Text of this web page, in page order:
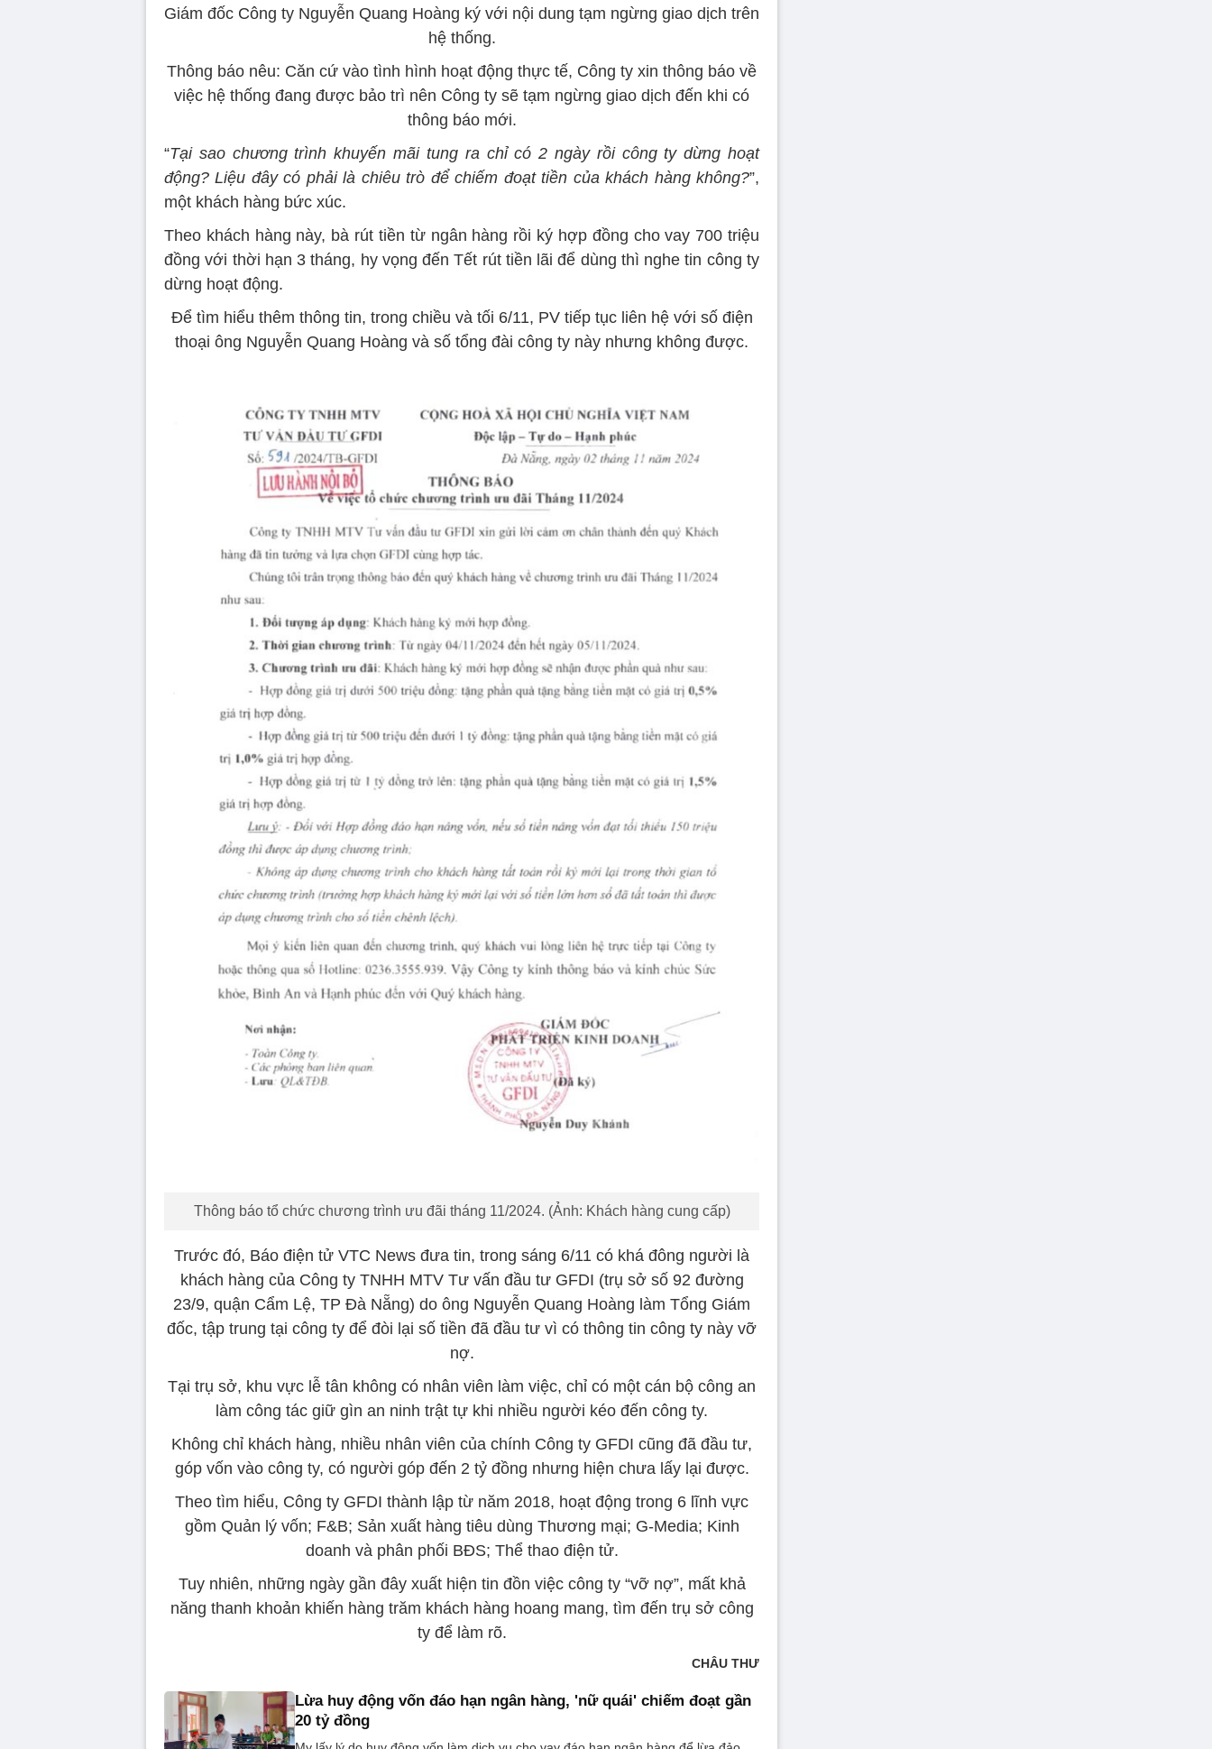
Giám đốc Công ty Nguyễn Quang Hoàng ký với nội dung tạm ngừng giao dịch trên
hệ thống.
Thông báo nêu: Căn cứ vào tình hình hoạt động thực tế, Công ty xin thông báo về
việc hệ thống đang được bảo trì nên Công ty sẽ tạm ngừng giao dịch đến khi có
thông báo mới.
“Tại sao chương trình khuyến mãi tung ra chỉ có 2 ngày rồi công ty dừng hoạt
động? Liệu đây có phải là chiêu trò để chiếm đoạt tiền của khách hàng không?”,
một khách hàng bức xúc.
Theo khách hàng này, bà rút tiền từ ngân hàng rồi ký hợp đồng cho vay 700 triệu
đồng với thời hạn 3 tháng, hy vọng đến Tết rút tiền lãi để dùng thì nghe tin công ty
dừng hoạt động.
Để tìm hiểu thêm thông tin, trong chiều và tối 6/11, PV tiếp tục liên hệ với số điện
thoại ông Nguyễn Quang Hoàng và số tổng đài công ty này nhưng không được.
Thông báo tổ chức chương trình ưu đãi tháng 11/2024. (Ảnh: Khách hàng cung cấp)
Trước đó, Báo điện tử VTC News đưa tin, trong sáng 6/11 có khá đông người là
khách hàng của Công ty TNHH MTV Tư vấn đầu tư GFDI (trụ sở số 92 đường
23/9, quận Cẩm Lệ, TP Đà Nẵng) do ông Nguyễn Quang Hoàng làm Tổng Giám
đốc, tập trung tại công ty để đòi lại số tiền đã đầu tư vì có thông tin công ty này vỡ
nợ.
Tại trụ sở, khu vực lễ tân không có nhân viên làm việc, chỉ có một cán bộ công an
làm công tác giữ gìn an ninh trật tự khi nhiều người kéo đến công ty.
Không chỉ khách hàng, nhiều nhân viên của chính Công ty GFDI cũng đã đầu tư,
góp vốn vào công ty, có người góp đến 2 tỷ đồng nhưng hiện chưa lấy lại được.
Theo tìm hiểu, Công ty GFDI thành lập từ năm 2018, hoạt động trong 6 lĩnh vực
gồm Quản lý vốn; F&B; Sản xuất hàng tiêu dùng Thương mại; G-Media; Kinh
doanh và phân phối BĐS; Thể thao điện tử.
Tuy nhiên, những ngày gần đây xuất hiện tin đồn việc công ty “vỡ nợ”, mất khả
năng thanh khoản khiến hàng trăm khách hàng hoang mang, tìm đến trụ sở công
ty để làm rõ.
CHÂU THƯ
Lừa huy động vốn đáo hạn ngân hàng, 'nữ quái' chiếm đoạt gần
20 tỷ đồng